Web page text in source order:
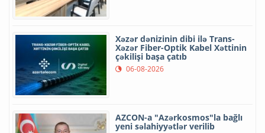
Xəzər dənizinin dibi ilə Trans-
Xəzər Fiber-Optik Kabel Xəttinin
çəkilişi başa çatıb
06-08-2026
AZCON-a "Azərkosmos"la bağlı
yeni səlahiyyətlər verilib